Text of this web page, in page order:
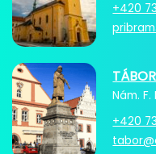
+420
TÁBOR
Nám.
+420